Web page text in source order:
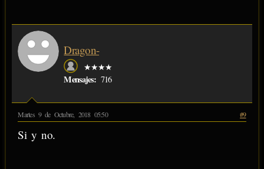
Dragon-
★★★★
Mensajes: 716
Martes 9 de Octubre, 2018 05:50 #9
Si y no.